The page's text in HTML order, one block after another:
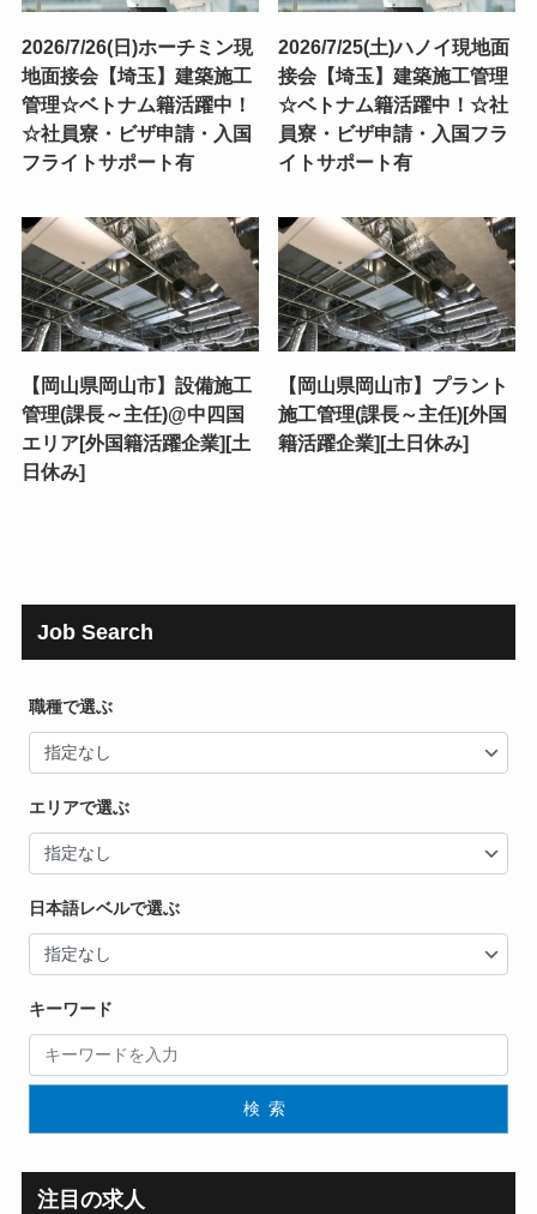
2026/7/26(日)ホーチミン現
地面接会【埼玉】建築施工
管理☆ベトナム籍活躍中！
☆社員寮・ビザ申請・入国
フライトサポート有
2026/7/25(土)ハノイ現地面
接会【埼玉】建築施工管理
☆ベトナム籍活躍中！☆社
員寮・ビザ申請・入国フラ
イトサポート有
【岡山県岡山市】設備施工
管理(課長～主任)@中四国
エリア[外国籍活躍企業][土
日休み]
【岡山県岡山市】プラント
施工管理(課長～主任)[外国
籍活躍企業][土日休み]
Job Search
職種で選ぶ
エリアで選ぶ
日本語レベルで選ぶ
キーワード
検索
注目の求人